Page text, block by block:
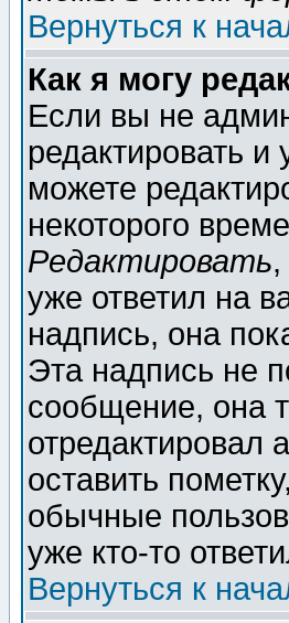
Вернуться к
Как я могу
Если вы не
редактировать
можете
некоторого
Редактировать
уже ответил на
надпись, она
Эта надпись не
сообщение, она
отредактировал
оставить
обычные
уже кто-то
Вернуться к